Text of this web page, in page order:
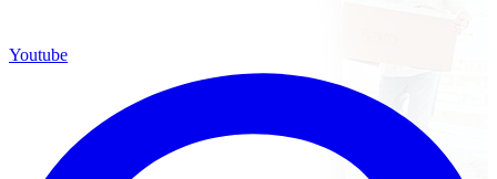
Youtube